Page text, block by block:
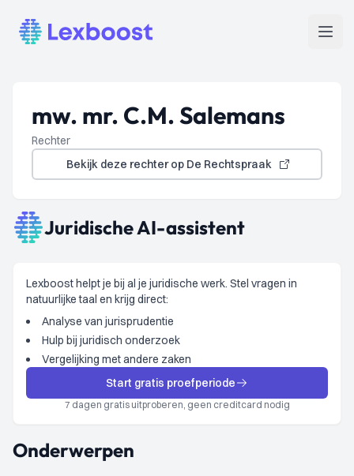
Lexboost
mw. mr. C.M. Salemans
Rechter
Bekijk deze rechter op De Rechtspraak
Juridische AI-assistent
Lexboost helpt je bij al je juridische werk. Stel vragen in
natuurlijke taal en krijg direct:
Analyse van jurisprudentie
Hulp bij juridisch onderzoek
Vergelijking met andere zaken
Start gratis proefperiode
7 dagen gratis uitproberen, geen creditcard nodig
Onderwerpen